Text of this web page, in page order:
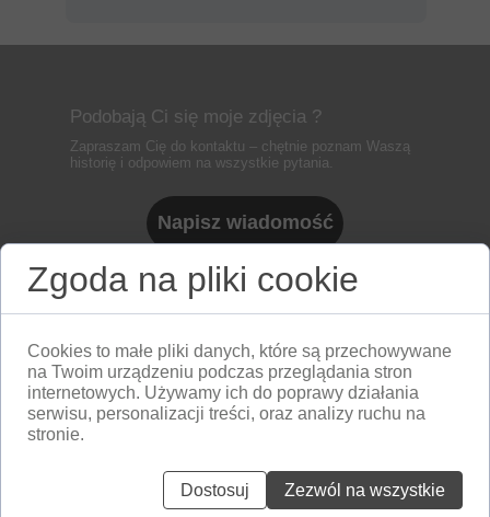
Podobają Ci się moje zdjęcia ?
Zapraszam Cię do kontaktu – chętnie poznam Waszą
historię i odpowiem na wszystkie pytania.
Napisz wiadomość
FAQ
ciążową?
Zgoda na pliki cookie
Cookies to małe pliki danych, które są przechowywane
na Twoim urządzeniu podczas przeglądania stron
internetowych. Używamy ich do poprawy działania
serwisu, personalizacji treści, oraz analizy ruchu na
stronie.
Dostosuj Zezwól na wszystkie